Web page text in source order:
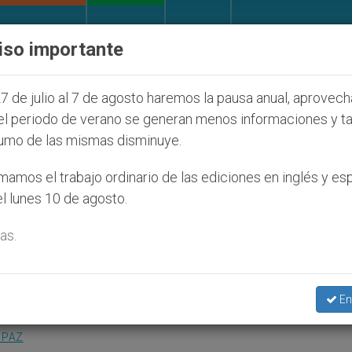
judíos que afecta a cristianos (y no sólo) en Tierra
arzobispo de
Miguel Ángel D’Annibale
importante
de julio al 7 de agosto haremos la pausa anual,
periodo de verano se generan menos informaciones y
de las mismas disminuye.
el trabajo ordinario de las ediciones en inglés y
lunes 10 de agosto.